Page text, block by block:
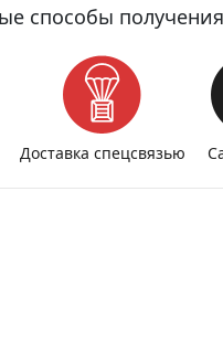
способы
Доставка спецсвязью